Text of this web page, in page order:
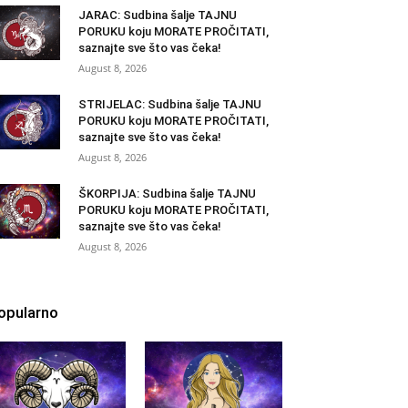
JARAC: Sudbina šalje TAJNU
PORUKU koju MORATE PROČITATI,
saznajte sve što vas čeka!
August 8, 2026
STRIJELAC: Sudbina šalje TAJNU
PORUKU koju MORATE PROČITATI,
saznajte sve što vas čeka!
August 8, 2026
ŠKORPIJA: Sudbina šalje TAJNU
PORUKU koju MORATE PROČITATI,
saznajte sve što vas čeka!
August 8, 2026